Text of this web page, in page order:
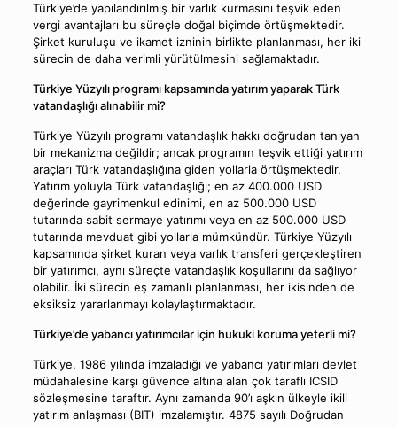
Türkiye’de yapılandırılmış bir varlık kurmasını teşvik eden
vergi avantajları bu süreçle doğal biçimde örtüşmektedir.
Şirket kuruluşu ve ikamet izninin birlikte planlanması, her iki
sürecin de daha verimli yürütülmesini sağlamaktadır.
Türkiye Yüzyılı programı kapsamında yatırım yaparak Türk
vatandaşlığı alınabilir mi?
Türkiye Yüzyılı programı vatandaşlık hakkı doğrudan tanıyan
bir mekanizma değildir; ancak programın teşvik ettiği yatırım
araçları Türk vatandaşlığına giden yollarla örtüşmektedir.
Yatırım yoluyla Türk vatandaşlığı; en az 400.000 USD
değerinde gayrimenkul edinimi, en az 500.000 USD
tutarında sabit sermaye yatırımı veya en az 500.000 USD
tutarında mevduat gibi yollarla mümkündür. Türkiye Yüzyılı
kapsamında şirket kuran veya varlık transferi gerçekleştiren
bir yatırımcı, aynı süreçte vatandaşlık koşullarını da sağlıyor
olabilir. İki sürecin eş zamanlı planlanması, her ikisinden de
eksiksiz yararlanmayı kolaylaştırmaktadır.
Türkiye’de yabancı yatırımcılar için hukuki koruma yeterli mi?
Türkiye, 1986 yılında imzaladığı ve yabancı yatırımları devlet
müdahalesine karşı güvence altına alan çok taraflı ICSID
sözleşmesine taraftır. Aynı zamanda 90’ı aşkın ülkeyle ikili
yatırım anlaşması (BIT) imzalamıştır. 4875 sayılı Doğrudan